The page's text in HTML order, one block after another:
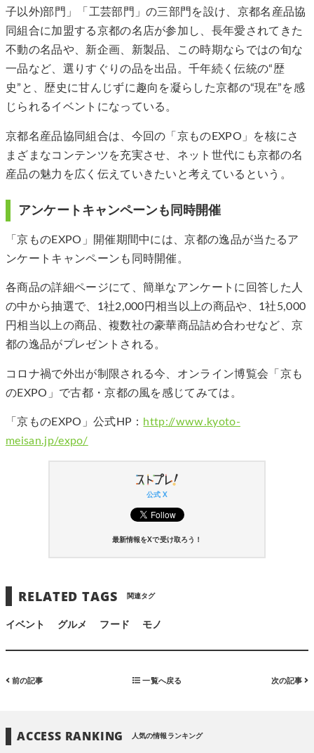
子以外)部門」「工芸部門」の三部門を設け、京都名産品協
同組合に加盟する京都の名店が参加し、長年愛されてきた
不動の名品や、新企画、新製品、この時期ならではの旬な
一品など、選りすぐりの品を出品。千年続く伝統の“歴
史”と、歴史に甘んじずに趣向を凝らした京都の“現在”を感
じられるイベントになっている。
京都名産品協同組合は、今回の「京ものEXPO」を核にさ
まざまなコンテンツを充実させ、ネット世代にも京都の名
産品の魅力を広く伝えていきたいと考えているという。
アンケートキャンペーンも同時開催
「京ものEXPO」開催期間中には、京都の逸品が当たるア
ンケートキャンペーンも同時開催。
各商品の詳細ページにて、簡単なアンケートに回答した人
の中から抽選で、1社2,000円相当以上の商品や、1社5,000
円相当以上の商品、複数社の豪華商品詰め合わせなど、京
都の逸品がプレゼントされる。
コロナ禍で外出が制限される今、オンライン博覧会「京も
のEXPO」で古都・京都の風を感じてみては。
「京ものEXPO」公式HP： http://www.kyoto-
meisan.jp/expo/
公式 X
最新情報をXで受け取ろう！
RELATED TAGS 関連タグ
イベント グルメ フード モノ
前の記事 一覧へ戻る 次の記事
ACCESS RANKING 人気の情報ランキング